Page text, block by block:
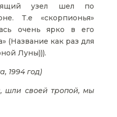
узел шел по
Т.е «скорпионья»
очень ярко в его
(Название как раз для
Луны))).
1994 год)
шли своей тропой, мы